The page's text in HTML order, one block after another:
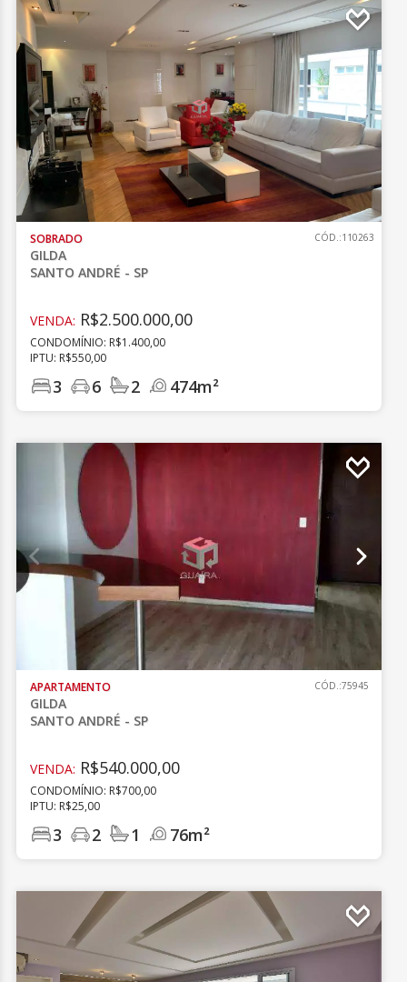
SOBRADO
GILDA
SANTO ANDRÉ - SP
CÓD.:110263
VENDA: R$2.500.000,00
CONDOMÍNIO: R$1.400,00
IPTU: R$550,00
3 6 2 474m²
APARTAMENTO
GILDA
SANTO ANDRÉ - SP
CÓD.:75945
VENDA: R$540.000,00
CONDOMÍNIO: R$700,00
IPTU: R$25,00
3 2 1 76m²